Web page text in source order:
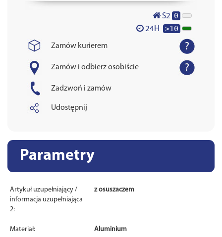
S2 0
24H >10
Zamów kurierem
Zamów i odbierz osobiście
Zadzwoń i zamów
Udostępnij
Parametry
Artykuł uzupełniający /
informacja uzupełniająca
2:
z osuszaczem
Materiał: Aluminium